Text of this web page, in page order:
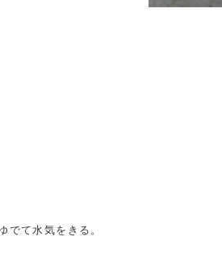
でて水気をきる。